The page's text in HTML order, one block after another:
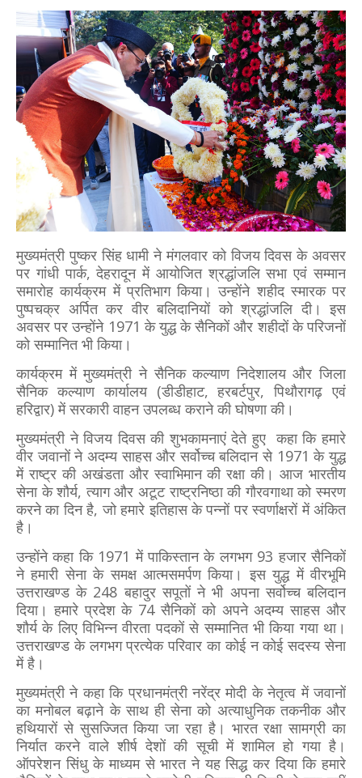
मुख्यमंत्री पुष्कर सिंह धामी ने मंगलवार को विजय दिवस के अवसर
पर गांधी पार्क, देहरादून में आयोजित श्रद्धांजलि सभा एवं सम्मान
समारोह कार्यक्रम में प्रतिभाग किया। उन्होंने शहीद स्मारक पर
पुष्पचक्र अर्पित कर वीर बलिदानियों को श्रद्धांजलि दी। इस
अवसर पर उन्होंने 1971 के युद्ध के सैनिकों और शहीदों के परिजनों
को सम्मानित भी किया।
कार्यक्रम में मुख्यमंत्री ने सैनिक कल्याण निदेशालय और जिला
सैनिक कल्याण कार्यालय (डीडीहाट, हरबर्टपुर, पिथौरागढ़ एवं
हरिद्वार) में सरकारी वाहन उपलब्ध कराने की घोषणा की।
मुख्यमंत्री ने विजय दिवस की शुभकामनाएं देते हुए कहा कि हमारे
वीर जवानों ने अदम्य साहस और सर्वोच्च बलिदान से 1971 के युद्ध
में राष्ट्र की अखंडता और स्वाभिमान की रक्षा की। आज भारतीय
सेना के शौर्य, त्याग और अटूट राष्ट्रनिष्ठा की गौरवगाथा को स्मरण
करने का दिन है, जो हमारे इतिहास के पन्नों पर स्वर्णाक्षरों में अंकित
है।
उन्होंने कहा कि 1971 में पाकिस्तान के लगभग 93 हजार सैनिकों
ने हमारी सेना के समक्ष आत्मसमर्पण किया। इस युद्ध में वीरभूमि
उत्तराखण्ड के 248 बहादुर सपूतों ने भी अपना सर्वोच्च बलिदान
दिया। हमारे प्रदेश के 74 सैनिकों को अपने अदम्य साहस और
शौर्य के लिए विभिन्न वीरता पदकों से सम्मानित भी किया गया था।
उत्तराखण्ड के लगभग प्रत्येक परिवार का कोई न कोई सदस्य सेना
में है।
मुख्यमंत्री ने कहा कि प्रधानमंत्री नरेंद्र मोदी के नेतृत्व में जवानों
का मनोबल बढ़ाने के साथ ही सेना को अत्याधुनिक तकनीक और
हथियारों से सुसज्जित किया जा रहा है। भारत रक्षा सामग्री का
निर्यात करने वाले शीर्ष देशों की सूची में शामिल हो गया है।
ऑपरेशन सिंधु के माध्यम से भारत ने यह सिद्ध कर दिया कि हमारे